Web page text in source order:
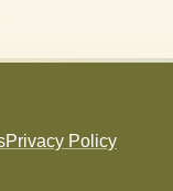
Privacy Policy